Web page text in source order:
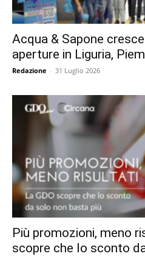
Acqua & Sapone
aperture in Liguria,
Redazione - 31 Luglio 2026
Più promozioni, meno
scopre che lo sconto